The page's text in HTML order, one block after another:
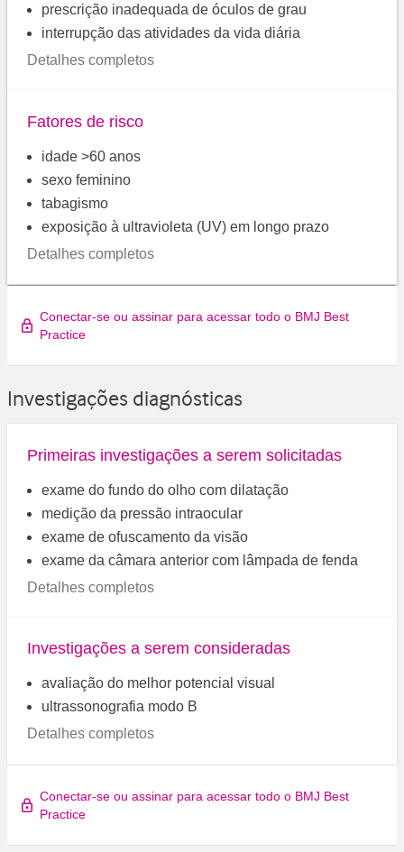
prescrição inadequada de óculos de grau
interrupção das atividades da vida diária
Detalhes completos
Fatores de risco
idade >60 anos
sexo feminino
tabagismo
exposição à ultravioleta (UV) em longo prazo
Detalhes completos
Conectar-se ou assinar para acessar todo o BMJ Best
Practice
Investigações diagnósticas
Primeiras investigações a serem solicitadas
exame do fundo do olho com dilatação
medição da pressão intraocular
exame de ofuscamento da visão
exame da câmara anterior com lâmpada de fenda
Detalhes completos
Investigações a serem consideradas
avaliação do melhor potencial visual
ultrassonografia modo B
Detalhes completos
Conectar-se ou assinar para acessar todo o BMJ Best
Practice